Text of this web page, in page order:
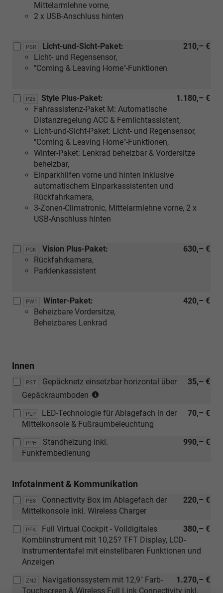
Mittelarmlehne vorne,
2 x USB-Anschluss hinten
PSR 210,– €
Licht-und-Sicht-Paket:
Licht- und Regensensor,
"Coming & Leaving Home"-Funktionen
P25 1.180,– €
Style Plus-Paket:
Fahrassistenz-Paket M: Automatische
Distanzregelung ACC & Fernlichtassistent,
Licht-und-Sicht-Paket: Licht- und Regensensor,
"Coming & Leaving Home"-Funktionen,
Winter-Paket: Lenkrad beheizbar & Vordersitze
beheizbar,
Einparkhilfen vorne und hinten inklusive
automatischem Einparkassistenten und
Rückfahrkamera,
3-Zonen-Climatronic, Mittelarmlehne vorne, 2 x
USB-Anschluss hinten
PCK 630,– €
Vision Plus-Paket:
Rückfahrkamera,
Parklenkassistent
PW1 420,– €
Winter-Paket:
Beheizbare Vordersitze,
Beheizbares Lenkrad
Innen
PST 35,– €
Gepäcknetz einsetzbar horizontal über
Gepäckraumboden
Verbindung
mit:
[P2A]
Komfort-
für
Motoren)
PLP 70,– €
LED-Technologie für Ablagefach in der
Mittelkonsole & Fußraumbeleuchtung
PPH 990,– €
Standheizung inkl.
Funkfernbedienung
Infotainment & Kommunikation
PB8 220,– €
Connectivity Box im Ablagefach der
Mittelkonsole inkl. Wireless Charger
PFK 380,– €
Full Virtual Cockpit - Volldigitales
Kombiinstrument mit 10,25? TFT Display, LCD-
Instrumententafel mit einstellbaren Funktionen und
Anzeigen
ZN2 1.270,– €
Navigationssystem mit 12,9" Farb-
Touchscreen & Wireless Full Link Connectivity inkl.